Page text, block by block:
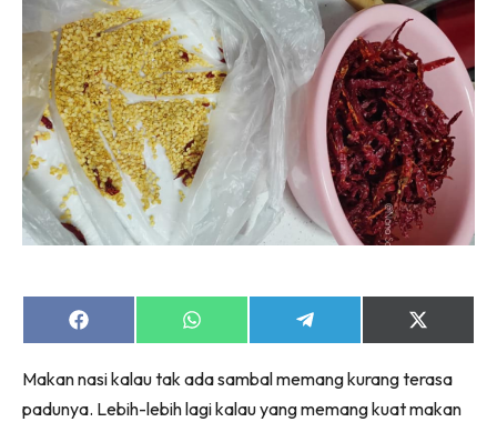
Share
on
Share
on
Share
on
Share
on
(Twitter)
Makan nasi kalau tak ada sambal memang kurang terasa
padunya. Lebih-lebih lagi kalau yang memang kuat makan